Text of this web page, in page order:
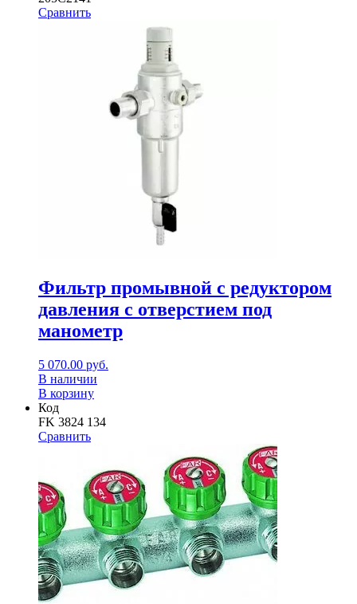
Сравнить
Фильтр промывной с редуктором
давления с отверстием под
манометр
5 070.00 руб.
В наличии
В корзину
Код
FK 3824 134
Сравнить